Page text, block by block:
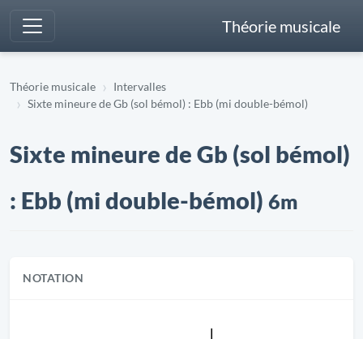
Théorie musicale
Théorie musicale
Intervalles
Sixte mineure de Gb (sol bémol) : Ebb (mi double-bémol)
Sixte mineure de Gb (sol bémol)
: Ebb (mi double-bémol) 6m
NOTATION